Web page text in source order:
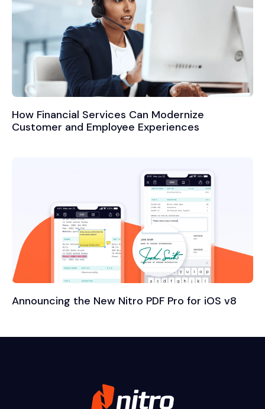
How Financial Services Can Modernize
Customer and Employee Experiences
Announcing the New Nitro PDF Pro for iOS v8